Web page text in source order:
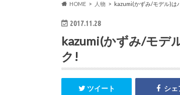
HOME 人物 kazumi(かずみ/モデル)は
2017.11.28
kazumi(かずみ/モデ
ク!
ツイート シェ